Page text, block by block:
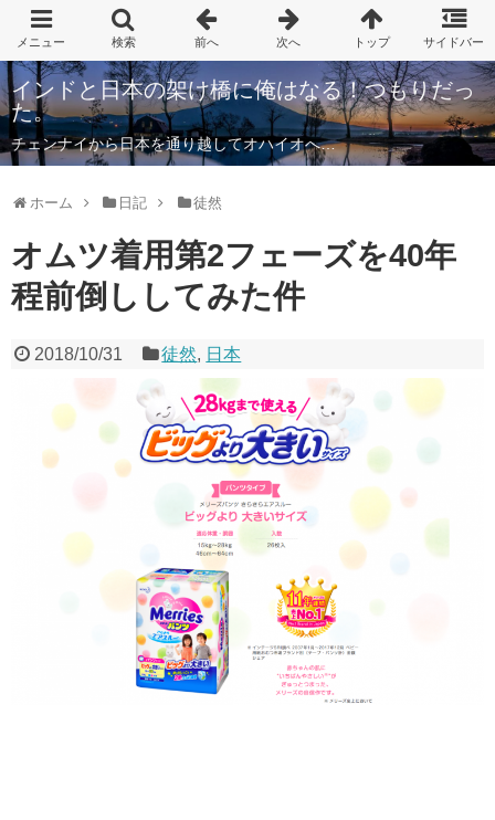
インドと日本の架け橋に俺はなる！つもりだっ
た。
チェンナイから日本を通り越してオハイオへ…
ホーム 日記 徒然
オムツ着用第2フェーズを40年
程前倒ししてみた件
2018/10/31 徒然, 日本